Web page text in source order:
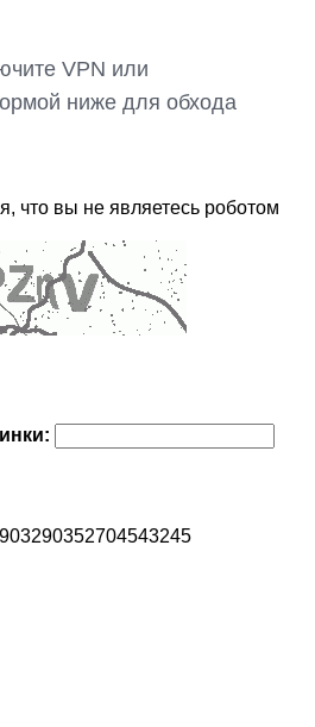
VPN или
ниже для обхода
что вы не являетесь роботом